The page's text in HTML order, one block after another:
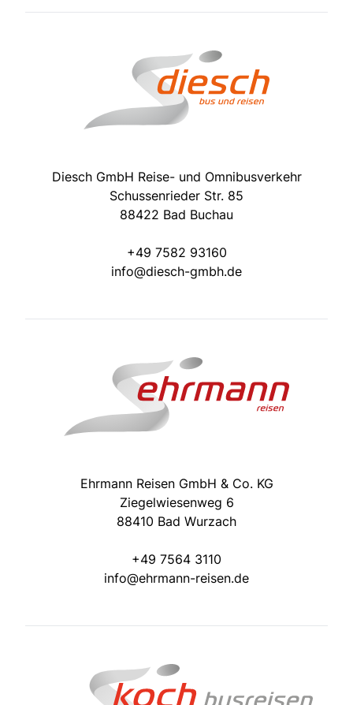
Diesch GmbH Reise- und Omnibusverkehr
Schussenrieder Str. 85
88422 Bad Buchau
+49 7582 93160
info@diesch-gmbh.de
Ehrmann Reisen GmbH & Co. KG
Ziegelwiesenweg 6
88410 Bad Wurzach
+49 7564 3110
info@ehrmann-reisen.de